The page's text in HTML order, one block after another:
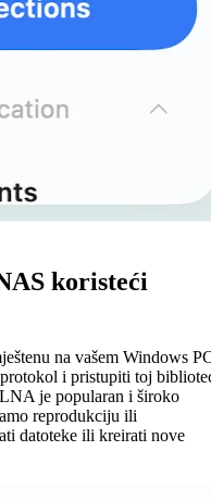
koristeći
na vašem Windows
i pristupiti toj
je popularan i široko
reprodukciju ili
datoteke ili kreirati nove